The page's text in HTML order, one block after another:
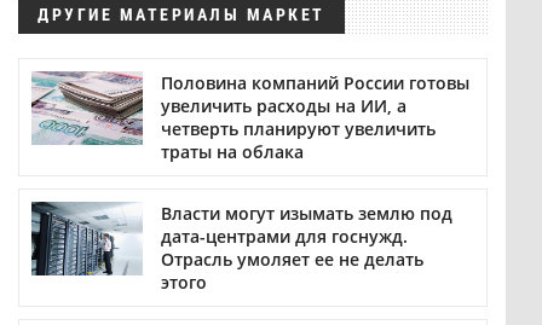
ДРУГИЕ МАТЕРИАЛЫ МАРКЕТ
Половина компаний России готовы
увеличить расходы на ИИ, а
четверть планируют увеличить
траты на облака
Власти могут изымать землю под
дата-центрами для госнужд.
Отрасль умоляет ее не делать
этого